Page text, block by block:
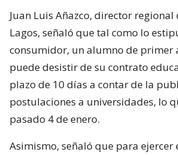
Juan Luis Añazco, director regional
Lagos, señaló que tal como lo
consumidor, un alumno de primer
puede desistir de su contrato
plazo de 10 días a contar de la
postulaciones a universidades, lo
pasado 4 de enero.
Asimismo, señaló que para ejercer